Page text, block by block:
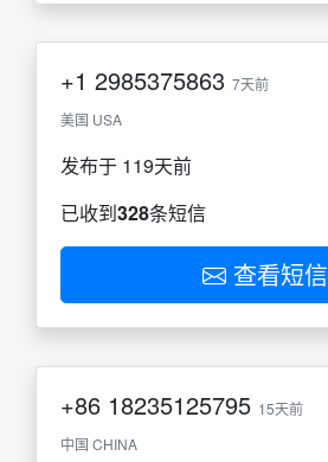
+1 2985375863 7天前
美国 USA
发布于 119天前
已收到328条短信
查看短信
+86 18235125795 15天前
中国 CHINA